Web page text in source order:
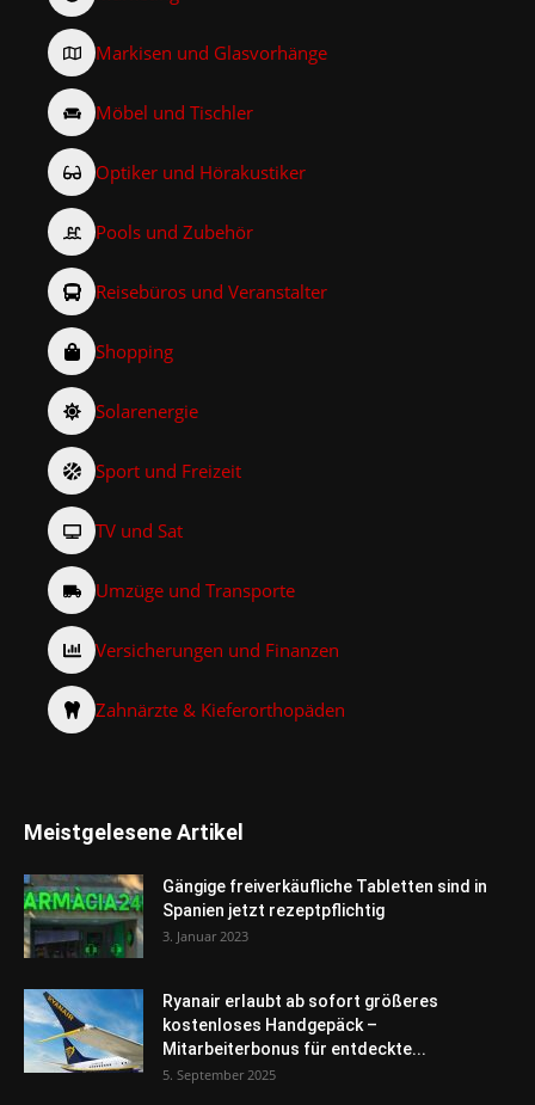
Markisen und Glasvorhänge
Möbel und Tischler
Optiker und Hörakustiker
Pools und Zubehör
Reisebüros und Veranstalter
Shopping
Solarenergie
Sport und Freizeit
TV und Sat
Umzüge und Transporte
Versicherungen und Finanzen
Zahnärzte & Kieferorthopäden
Meistgelesene Artikel
Gängige freiverkäufliche Tabletten sind in
Spanien jetzt rezeptpflichtig
3. Januar 2023
Ryanair erlaubt ab sofort größeres
kostenloses Handgepäck –
Mitarbeiterbonus für entdeckte...
5. September 2025